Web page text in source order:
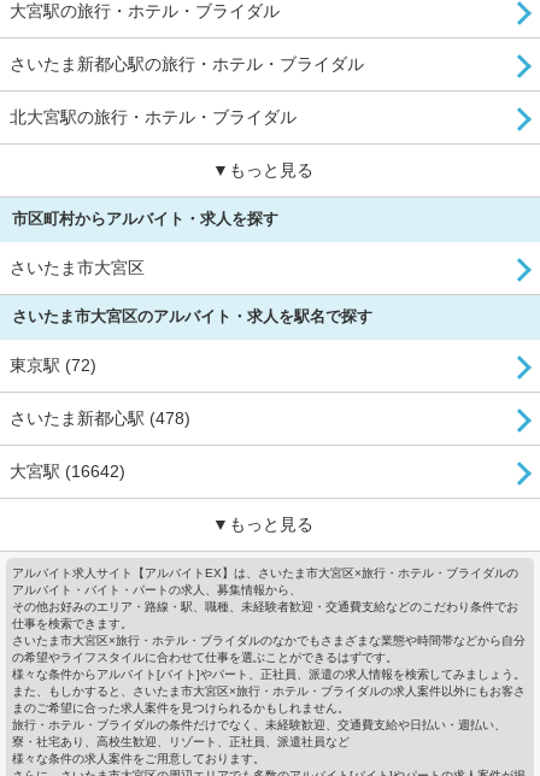
大宮駅の旅行・ホテル・ブライダル
さいたま新都心駅の旅行・ホテル・ブライダル
北大宮駅の旅行・ホテル・ブライダル
▼もっと見る
市区町村からアルバイト・求人を探す
さいたま市大宮区
さいたま市大宮区のアルバイト・求人を駅名で探す
東京駅 (72)
さいたま新都心駅 (478)
大宮駅 (16642)
▼もっと見る
アルバイト求人サイト【アルバイトEX】は、さいたま市大宮区×旅行・ホテル・ブライダルの
アルバイト・バイト・パートの求人、募集情報から、
その他お好みのエリア・路線・駅、職種、未経験者歓迎・交通費支給などのこだわり条件でお
仕事を検索できます。
さいたま市大宮区×旅行・ホテル・ブライダルのなかでもさまざまな業態や時間帯などから自分
の希望やライフスタイルに合わせて仕事を選ぶことができるはずです。
様々な条件からアルバイト[バイト]やパート、正社員、派遣の求人情報を検索してみましょう。
また、もしかすると、さいたま市大宮区×旅行・ホテル・ブライダルの求人案件以外にもお客さ
まのご希望に合った求人案件を見つけられるかもしれません。
旅行・ホテル・ブライダルの条件だけでなく、未経験歓迎、交通費支給や日払い・週払い、
寮・社宅あり、高校生歓迎、リゾート、正社員、派遣社員など
様々な条件の求人案件をご用意しております。